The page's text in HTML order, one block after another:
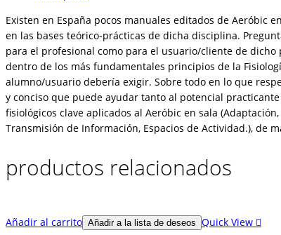
Existen en España pocos manuales editados de Aeróbic
en las bases teórico-prácticas de dicha disciplina.
para el profesional como para el usuario/cliente de
dentro de los más fundamentales principios de la
alumno/usuario debería exigir. Sobre todo en lo que
y conciso que puede ayudar tanto al potencial
fisiológicos clave aplicados al Aeróbic en sala
Transmisión de Información, Espacios de Actividad.), de
productos relacionados
Añadir al carrito Añadir a la lista de deseos Quick View